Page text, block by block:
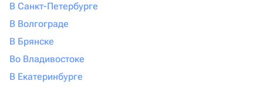
В Санкт-Петербурге
В Волгограде
В Брянске
Во Владивостоке
В Екатеринбурге